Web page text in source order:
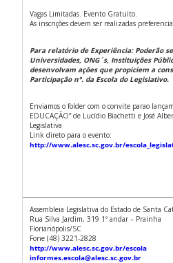
Vagas Limitadas. Evento Gratuito.
As inscrições devem ser realizadas
Para relatório de Experiência: Poderão
Universidades, ONG´s, Instituições
desenvolvam ações que propiciem a
Participação nº. da Escola do Legislativo.
Enviamos o folder com o convite parao
EDUCAÇÃO” de Lucídio Biachetti e José
Legislativa
Link direto para o evento:
http://www.alesc.sc.gov.br/
Assembleia Legislativa do Estado de Santa
Rua Silva Jardim, 319 1º andar – Prainha
Florianópolis/SC
Fone (48) 3221-2828
http://www.alesc.sc.gov.br/escola
informes.escola@alesc.sc.gov.br